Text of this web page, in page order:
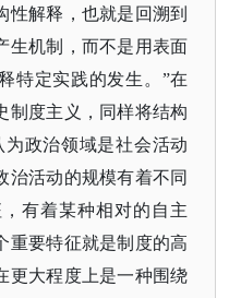
性解释，也就是回溯到
生机制，而不是用表面
特定实践的发生。”在
制度主义，同样将结构
政治领域是社会活动
治活动的规模有着不同
有着某种相对的自主
重要特征就是制度的高
更大程度上是一种围绕